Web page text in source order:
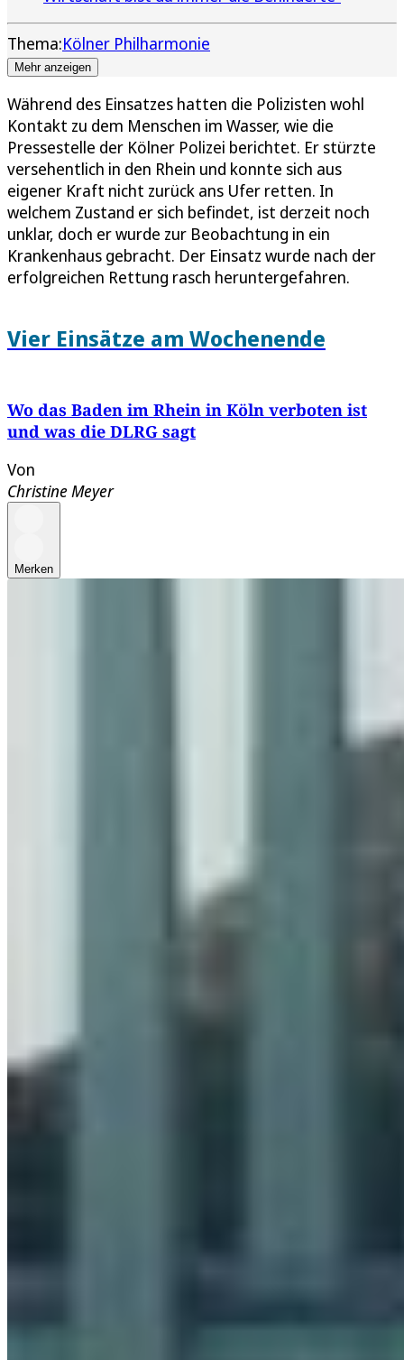
Thema:Kölner Philharmonie
Mehr anzeigen
Während des Einsatzes hatten die Polizisten wohl
Kontakt zu dem Menschen im Wasser, wie die
Pressestelle der Kölner Polizei berichtet. Er stürzte
versehentlich in den Rhein und konnte sich aus
eigener Kraft nicht zurück ans Ufer retten. In
welchem Zustand er sich befindet, ist derzeit noch
unklar, doch er wurde zur Beobachtung in ein
Krankenhaus gebracht. Der Einsatz wurde nach der
erfolgreichen Rettung rasch heruntergefahren.
Vier Einsätze am Wochenende
Wo das Baden im Rhein in Köln verboten ist
und was die DLRG sagt
Von
Christine Meyer
Merken